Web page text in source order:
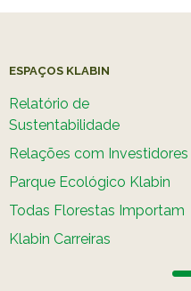
ESPAÇOS KLABIN
Relatório de
Sustentabilidade
Relações com Investidores
Parque Ecológico Klabin
Todas Florestas Importam
Klabin Carreiras